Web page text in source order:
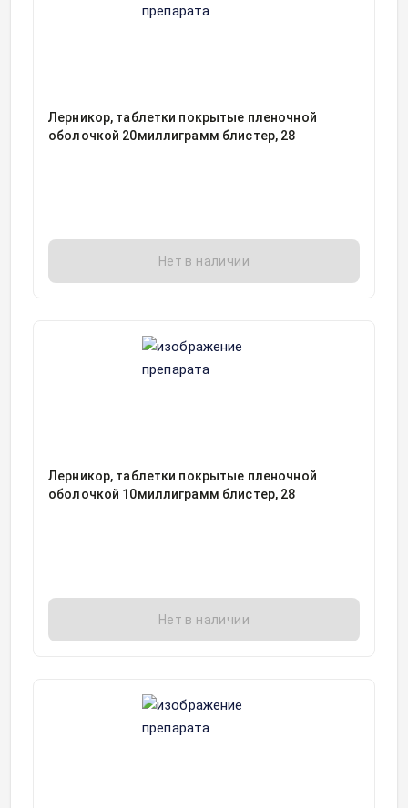
Лерникор, таблетки покрытые пленочной
оболочкой 20миллиграмм блистер, 28
Нет в наличии
Лерникор, таблетки покрытые пленочной
оболочкой 10миллиграмм блистер, 28
Нет в наличии